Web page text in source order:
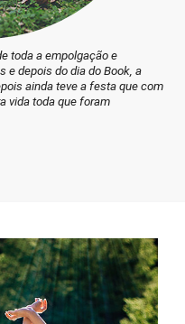
toda a empolgação e
e depois do dia do Book, a
ainda teve a festa que com
vida toda que foram